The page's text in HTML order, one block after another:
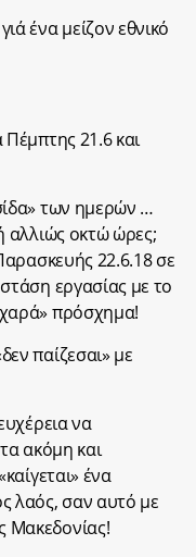
ένα μείζον εθνικό
21.6 και
των ημερών …
αλλιώς οκτώ ώρες;
22.6.18 σε
εργασίας με το
πρόσχημα!
παίζεσαι» με
να
ακόμη και
ένα
λαός, σαν αυτό με
Μακεδονίας!